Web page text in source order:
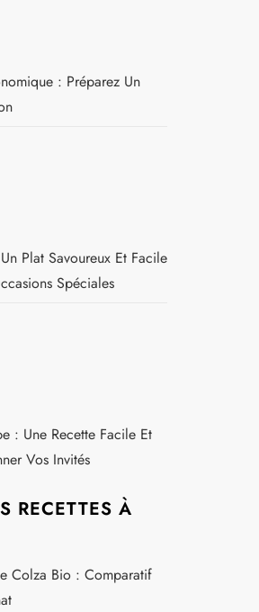
: Préparez Un
Plat Savoureux Et Facile
Spéciales
: Une Recette Facile Et
Vos Invités
RECETTES À
Colza Bio : Comparatif